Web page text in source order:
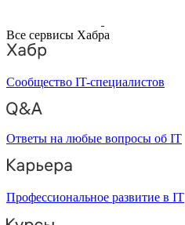
Все сервисы Хабра
Сообщество IT-специалистов
Ответы на любые вопросы об IT
Профессиональное развитие в IT